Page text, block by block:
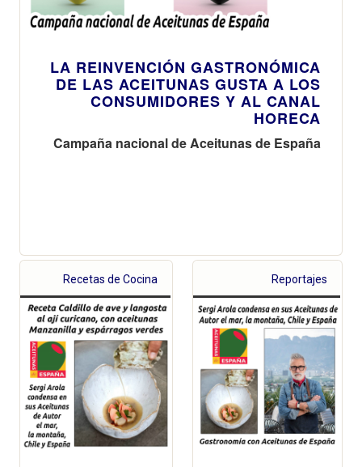
LA REINVENCIÓN GASTRONÓMICA
DE LAS ACEITUNAS GUSTA A LOS
CONSUMIDORES Y AL CANAL
HORECA
Campaña nacional de Aceitunas de España
Recetas de Cocina Reportajes